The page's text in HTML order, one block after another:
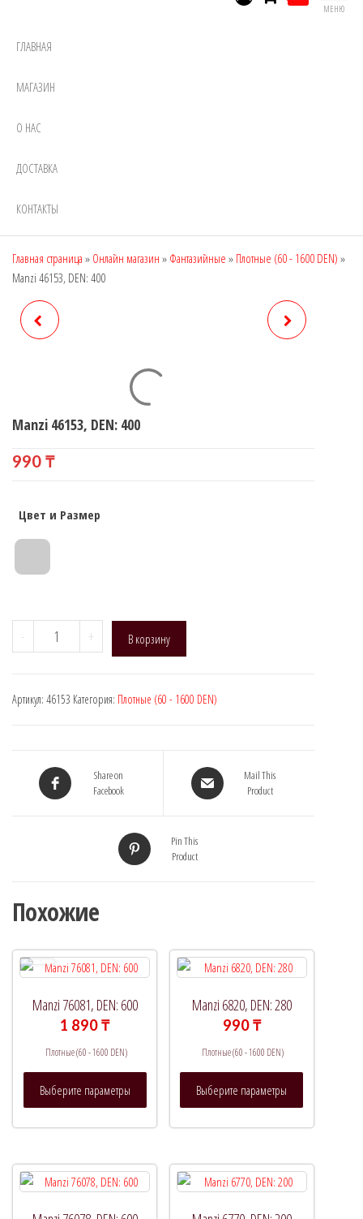
МЕНЮ
ГЛАВНАЯ
МАГАЗИН
О НАС
ДОСТАВКА
КОНТАКТЫ
Главная страница » Онлайн магазин » Фантазийные » Плотные (60 - 1600 DEN) »
Manzi 46153, DEN: 400
Manzi 46153, DEN: 400
990 ₸
Цвет и Размер
-
Количество
товара
DEN:
+ В корзину
Артикул: 46153 Категория: Плотные (60 - 1600 DEN)
Share on
Facebook
Mail This
Product
Pin This
Product
Похожие
Manzi 76081, DEN: 600
1 890₸
Плотные (60 - 1600 DEN)
Выберите параметры
Этот
Опции
можно
Manzi 6820, DEN: 280
990₸
Плотные (60 - 1600 DEN)
Выберите параметры
Опции
можно